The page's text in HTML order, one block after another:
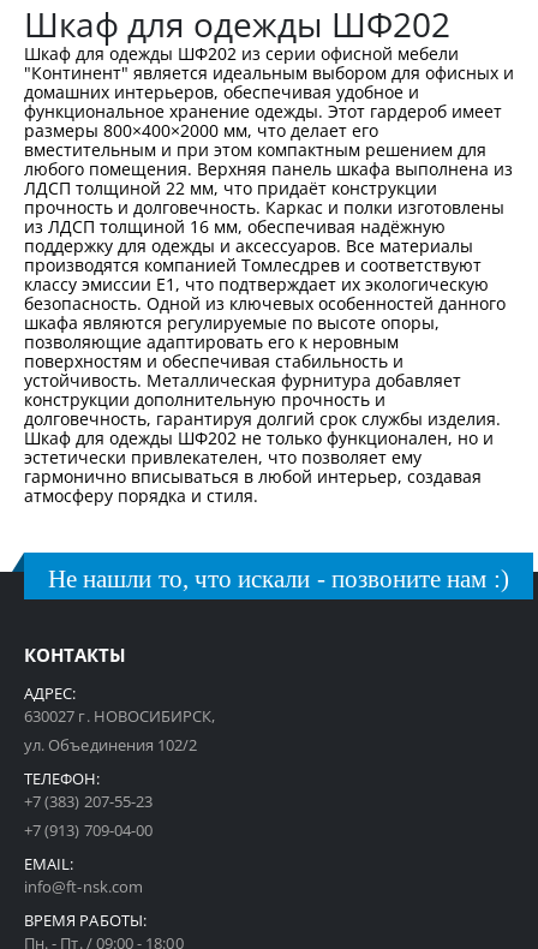
Шкаф для одежды ШФ202
Шкаф для одежды ШФ202 из серии офисной мебели
"Континент" является идеальным выбором для офисных и
домашних интерьеров, обеспечивая удобное и
функциональное хранение одежды. Этот гардероб имеет
размеры 800×400×2000 мм, что делает его
вместительным и при этом компактным решением для
любого помещения. Верхняя панель шкафа выполнена из
ЛДСП толщиной 22 мм, что придаёт конструкции
прочность и долговечность. Каркас и полки изготовлены
из ЛДСП толщиной 16 мм, обеспечивая надёжную
поддержку для одежды и аксессуаров. Все материалы
производятся компанией Томлесдрев и соответствуют
классу эмиссии Е1, что подтверждает их экологическую
безопасность. Одной из ключевых особенностей данного
шкафа являются регулируемые по высоте опоры,
позволяющие адаптировать его к неровным
поверхностям и обеспечивая стабильность и
устойчивость. Металлическая фурнитура добавляет
конструкции дополнительную прочность и
долговечность, гарантируя долгий срок службы изделия.
Шкаф для одежды ШФ202 не только функционален, но и
эстетически привлекателен, что позволяет ему
гармонично вписываться в любой интерьер, создавая
атмосферу порядка и стиля.
Не нашли то, что искали - позвоните нам :)
КОНТАКТЫ
АДРЕС:
630027 г. НОВОСИБИРСК,
ул. Объединения 102/2
ТЕЛЕФОН:
+7 (383) 207-55-23
+7 (913) 709-04-00
EMAIL:
info@ft-nsk.com
ВРЕМЯ РАБОТЫ:
Пн. - Пт. / 09:00 - 18:00